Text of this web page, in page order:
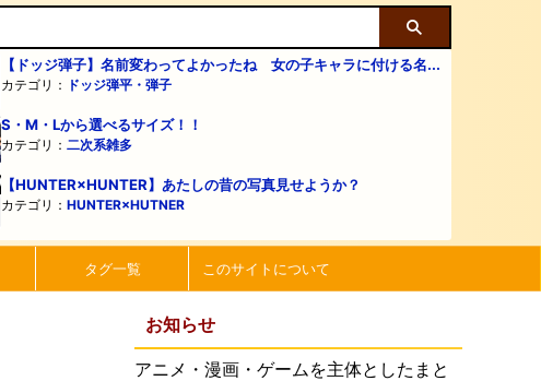
【ドッジ弾子】名前変わってよかったね 女の子キャラに付ける名...
カテゴリ： ドッジ弾平・弾子
S・M・Lから選べるサイズ！！
カテゴリ： 二次系雑多
【HUNTER×HUNTER】あたしの昔の写真見せようか？
カテゴリ： HUNTER×HUTNER
タグ一覧 このサイトについて
お知らせ
アニメ・漫画・ゲームを主体としたまと